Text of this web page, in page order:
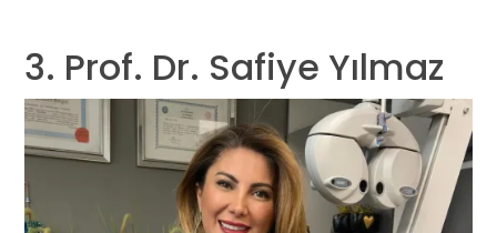
3. Prof. Dr. Safiye Yılmaz